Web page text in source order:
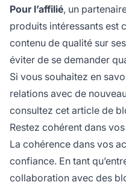
Pour l’affilié, un
produits intéressants est
contenu de qualité sur
éviter de se demander
Si vous souhaitez en
relations avec de
consultez cet article de
Restez cohérent dans
La cohérence dans vos
confiance. En tant
collaboration avec des